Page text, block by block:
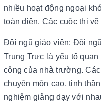
nhiều hoạt động ngoại
toàn diện. Các cuộc thi
Đội ngũ giáo viên: Đội
Trung Trực là yếu tố
công của nhà trường.
chuyên môn cao, tinh
nghiệm giảng dạy với